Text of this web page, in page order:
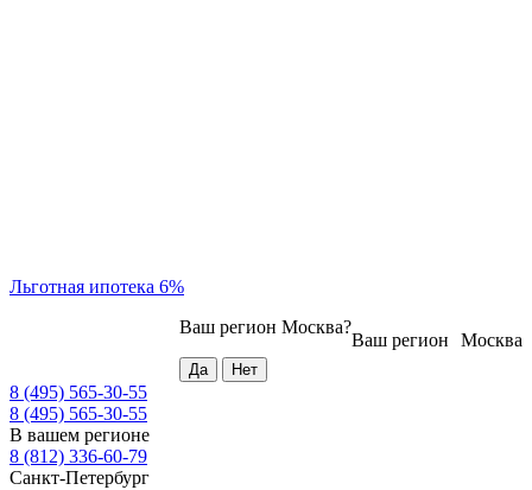
Льготная ипотека 6%
Москва
Ваш регион
Ваш регион Москва?
8 (495) 565-30-55
8 (495) 565-30-55
В вашем регионе
8 (812) 336-60-79
Санкт-Петербург